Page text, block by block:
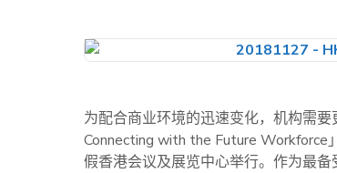
为配合商业环境的迅速变化，机构需
Connecting with the Future
假香港会议及展览中心举行。作为最